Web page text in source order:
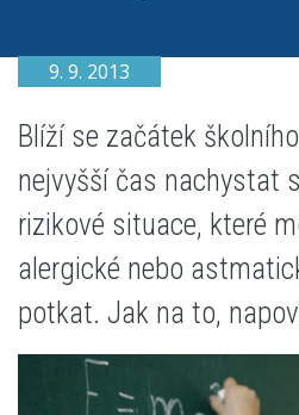
9. 9. 2013
Blíží se začátek
nejvyšší čas nachystat
rizikové situace, které
alergické nebo
potkat. Jak na to,